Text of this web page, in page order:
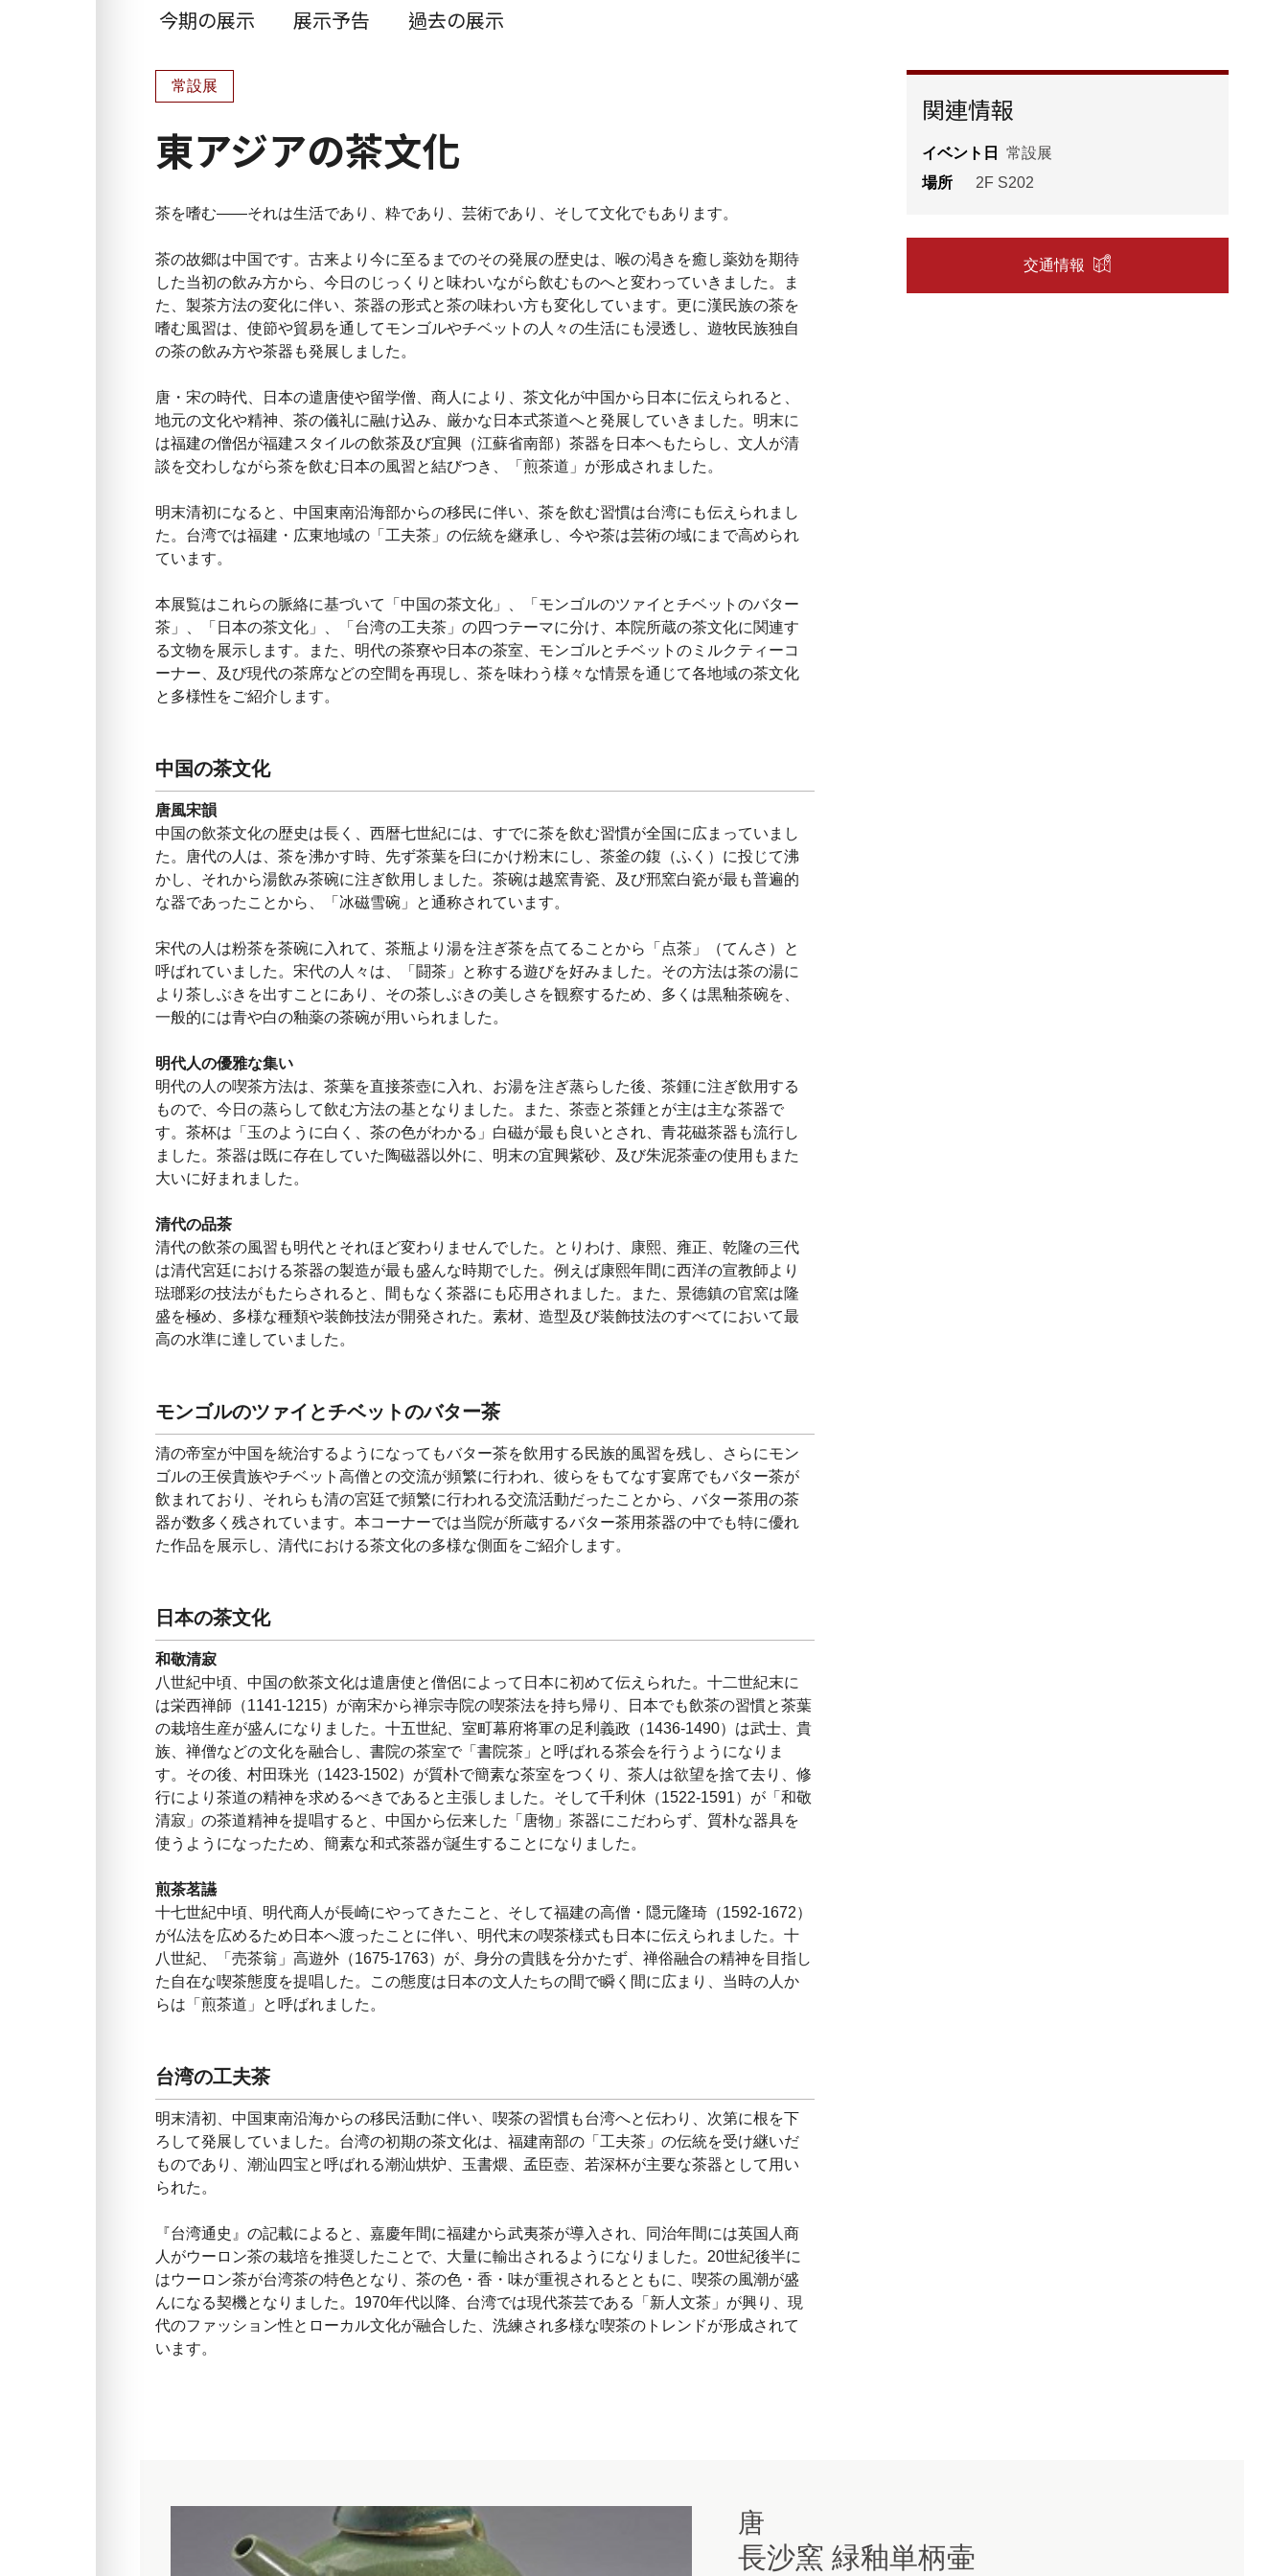
今期の展示 展示予告 過去の展示
常設展
東アジアの茶文化
茶を嗜む――それは生活であり、粋であり、芸術であり、そして文化でもあります。
茶の故郷は中国です。古来より今に至るまでのその発展の歴史は、喉の渇きを癒し薬効を期待
した当初の飲み方から、今日のじっくりと味わいながら飲むものへと変わっていきました。ま
た、製茶方法の変化に伴い、茶器の形式と茶の味わい方も変化しています。更に漢民族の茶を
嗜む風習は、使節や貿易を通してモンゴルやチベットの人々の生活にも浸透し、遊牧民族独自
の茶の飲み方や茶器も発展しました。
唐・宋の時代、日本の遣唐使や留学僧、商人により、茶文化が中国から日本に伝えられると、
地元の文化や精神、茶の儀礼に融け込み、厳かな日本式茶道へと発展していきました。明末に
は福建の僧侶が福建スタイルの飲茶及び宜興（江蘇省南部）茶器を日本へもたらし、文人が清
談を交わしながら茶を飲む日本の風習と結びつき、「煎茶道」が形成されました。
明末清初になると、中国東南沿海部からの移民に伴い、茶を飲む習慣は台湾にも伝えられまし
た。台湾では福建・広東地域の「工夫茶」の伝統を継承し、今や茶は芸術の域にまで高められ
ています。
本展覧はこれらの脈絡に基づいて「中国の茶文化」、「モンゴルのツァイとチベットのバター
茶」、「日本の茶文化」、「台湾の工夫茶」の四つテーマに分け、本院所蔵の茶文化に関連す
る文物を展示します。また、明代の茶寮や日本の茶室、モンゴルとチベットのミルクティーコ
ーナー、及び現代の茶席などの空間を再現し、茶を味わう様々な情景を通じて各地域の茶文化
と多様性をご紹介します。
中国の茶文化
唐風宋韻
中国の飲茶文化の歴史は長く、西暦七世紀には、すでに茶を飲む習慣が全国に広まっていまし
た。唐代の人は、茶を沸かす時、先ず茶葉を臼にかけ粉末にし、茶釜の鍑（ふく）に投じて沸
かし、それから湯飲み茶碗に注ぎ飲用しました。茶碗は越窯青瓷、及び邢窯白瓷が最も普遍的
な器であったことから、「冰磁雪碗」と通称されています。
宋代の人は粉茶を茶碗に入れて、茶瓶より湯を注ぎ茶を点てることから「点茶」（てんさ）と
呼ばれていました。宋代の人々は、「闘茶」と称する遊びを好みました。その方法は茶の湯に
より茶しぶきを出すことにあり、その茶しぶきの美しさを観察するため、多くは黒釉茶碗を、
一般的には青や白の釉薬の茶碗が用いられました。
明代人の優雅な集い
明代の人の喫茶方法は、茶葉を直接茶壺に入れ、お湯を注ぎ蒸らした後、茶鍾に注ぎ飲用する
もので、今日の蒸らして飲む方法の基となりました。また、茶壺と茶鍾とが主は主な茶器で
す。茶杯は「玉のように白く、茶の色がわかる」白磁が最も良いとされ、青花磁茶器も流行し
ました。茶器は既に存在していた陶磁器以外に、明末の宜興紫砂、及び朱泥茶壷の使用もまた
大いに好まれました。
清代の品茶
清代の飲茶の風習も明代とそれほど変わりませんでした。とりわけ、康熙、雍正、乾隆の三代
は清代宮廷における茶器の製造が最も盛んな時期でした。例えば康熙年間に西洋の宣教師より
琺瑯彩の技法がもたらされると、間もなく茶器にも応用されました。また、景德鎮の官窯は隆
盛を極め、多様な種類や装飾技法が開発された。素材、造型及び装飾技法のすべてにおいて最
高の水準に達していました。
モンゴルのツァイとチベットのバター茶
清の帝室が中国を統治するようになってもバター茶を飲用する民族的風習を残し、さらにモン
ゴルの王侯貴族やチベット高僧との交流が頻繁に行われ、彼らをもてなす宴席でもバター茶が
飲まれており、それらも清の宮廷で頻繁に行われる交流活動だったことから、バター茶用の茶
器が数多く残されています。本コーナーでは当院が所蔵するバター茶用茶器の中でも特に優れ
た作品を展示し、清代における茶文化の多様な側面をご紹介します。
日本の茶文化
和敬清寂
八世紀中頃、中国の飲茶文化は遣唐使と僧侶によって日本に初めて伝えられた。十二世紀末に
は栄西禅師（1141-1215）が南宋から禅宗寺院の喫茶法を持ち帰り、日本でも飲茶の習慣と茶葉
の栽培生産が盛んになりました。十五世紀、室町幕府将軍の足利義政（1436-1490）は武士、貴
族、禅僧などの文化を融合し、書院の茶室で「書院茶」と呼ばれる茶会を行うようになりま
す。その後、村田珠光（1423-1502）が質朴で簡素な茶室をつくり、茶人は欲望を捨て去り、修
行により茶道の精神を求めるべきであると主張しました。そして千利休（1522-1591）が「和敬
清寂」の茶道精神を提唱すると、中国から伝来した「唐物」茶器にこだわらず、質朴な器具を
使うようになったため、簡素な和式茶器が誕生することになりました。
煎茶茗讌
十七世紀中頃、明代商人が長崎にやってきたこと、そして福建の高僧・隠元隆琦（1592-1672）
が仏法を広めるため日本へ渡ったことに伴い、明代末の喫茶様式も日本に伝えられました。十
八世紀、「売茶翁」高遊外（1675-1763）が、身分の貴賎を分かたず、禅俗融合の精神を目指し
た自在な喫茶態度を提唱した。この態度は日本の文人たちの間で瞬く間に広まり、当時の人か
らは「煎茶道」と呼ばれました。
台湾の工夫茶
明末清初、中国東南沿海からの移民活動に伴い、喫茶の習慣も台湾へと伝わり、次第に根を下
ろして発展していました。台湾の初期の茶文化は、福建南部の「工夫茶」の伝統を受け継いだ
ものであり、潮汕四宝と呼ばれる潮汕烘炉、玉書煨、孟臣壺、若深杯が主要な茶器として用い
られた。
『台湾通史』の記載によると、嘉慶年間に福建から武夷茶が導入され、同治年間には英国人商
人がウーロン茶の栽培を推奨したことで、大量に輸出されるようになりました。20世紀後半に
はウーロン茶が台湾茶の特色となり、茶の色・香・味が重視されるとともに、喫茶の風潮が盛
んになる契機となりました。1970年代以降、台湾では現代茶芸である「新人文茶」が興り、現
代のファッション性とローカル文化が融合した、洗練され多様な喫茶のトレンドが形成されて
います。
関連情報
イベント日
常設展
場所
2F S202
交通情報
唐
長沙窯 緑釉単柄壷